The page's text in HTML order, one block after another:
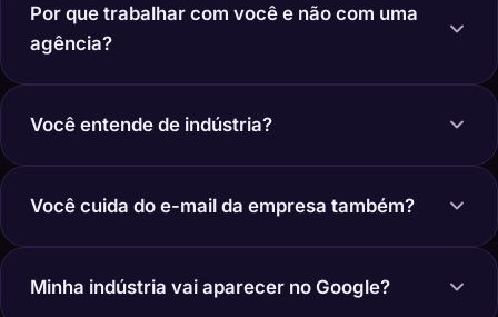
Por que trabalhar com você e não com uma
agência?
Você entende de indústria?
Você cuida do e-mail da empresa também?
Minha indústria vai aparecer no Google?